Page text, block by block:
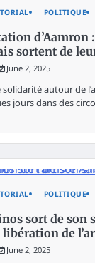
POLITIQUE
d’Aamron
sortent de
June 2, 2025
autour de
jours dans des
POLITIQUE
sort de son
de
June 2, 2025